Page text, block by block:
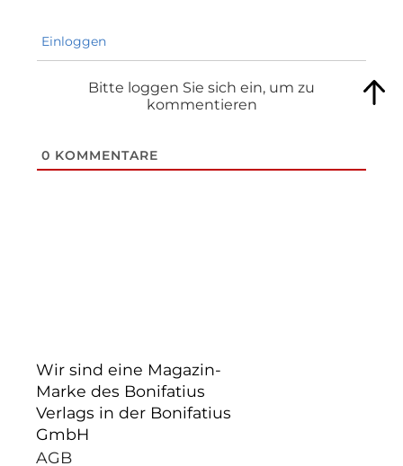
Einloggen
Bitte loggen Sie sich ein, um zu
kommentieren
0 KOMMENTARE
Wir sind eine Magazin-
Marke des Bonifatius
Verlags in der Bonifatius
GmbH
AGB